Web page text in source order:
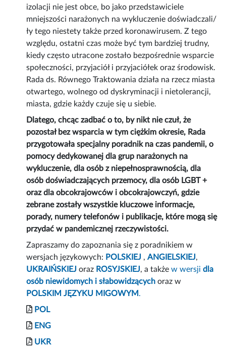
izolacji nie jest obce, bo jako przedstawiciele
mniejszości narażonych na wykluczenie doświadczali/
ły tego niestety także przed koronawirusem. Z tego
względu, ostatni czas może być tym bardziej trudny,
kiedy często utracone zostało bezpośrednie wsparcie
społeczności, przyjaciół i przyjaciółek oraz środowisk.
Rada ds. Równego Traktowania działa na rzecz miasta
otwartego, wolnego od dyskryminacji i nietolerancji,
miasta, gdzie każdy czuje się u siebie.
Dlatego, chcąc zadbać o to, by nikt nie czuł, że
pozostał bez wsparcia w tym ciężkim okresie, Rada
przygotowała specjalny poradnik na czas pandemii, o
pomocy dedykowanej dla grup narażonych na
wykluczenie, dla osób z niepełnosprawnością, dla
osób doświadczających przemocy, dla osób LGBT +
oraz dla obcokrajowców i obcokrajowczyń, gdzie
zebrane zostały wszystkie kluczowe informacje,
porady, numery telefonów i publikacje, które mogą się
przydać w pandemicznej rzeczywistości.
Zapraszamy do zapoznania się z poradnikiem w
wersjach językowych: POLSKIEJ ,ANGIELSKIEJ,
UKRAIŃSKIEJ oraz ROSYJSKIEJ, a takżew wersjidla
osób niewidomych i słabowidzących oraz w
POLSKIM JĘZYKU MIGOWYM .
POL
ENG
UKR